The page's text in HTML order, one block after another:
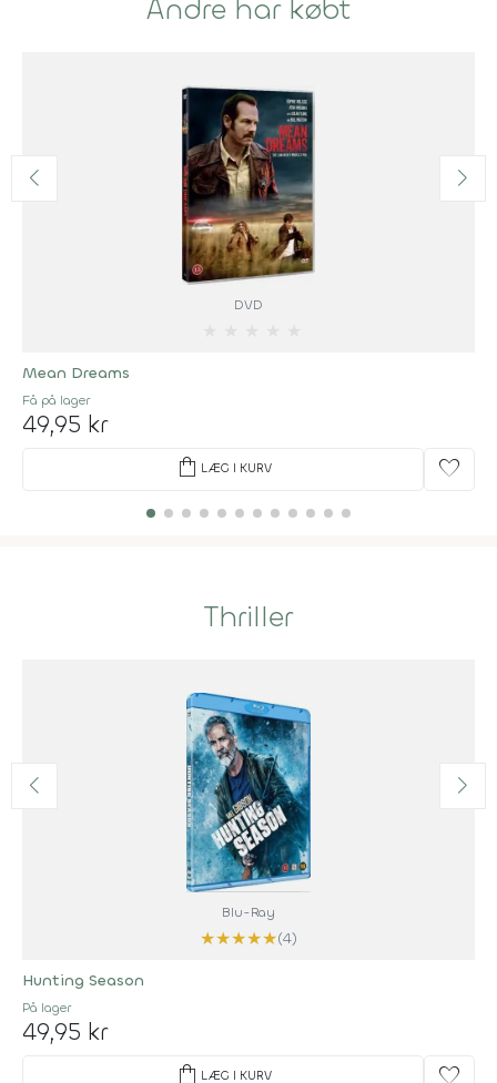
Andre har købt
DVD
Mean Dreams
Få på lager
49,95 kr
shopping_bag LÆG I KURV favorite
Thriller
Blu-Ray
★★★★★(4)
Hunting Season
På lager
49,95 kr
shopping_bag LÆG I KURV favorite